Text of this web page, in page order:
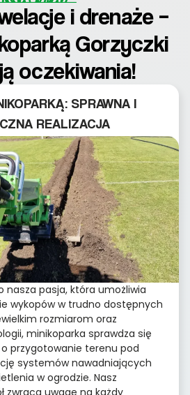
i drenaże –
Gorzyczki
oczekiwania!
SPRAWNA I
REALIZACJA
nasza pasja, która umożliwia
wykopów w trudno dostępnych
rozmiarom oraz
minikoparka sprawdza się
przygotowanie terenu pod
systemów nawadniających
w ogrodzie. Nasz